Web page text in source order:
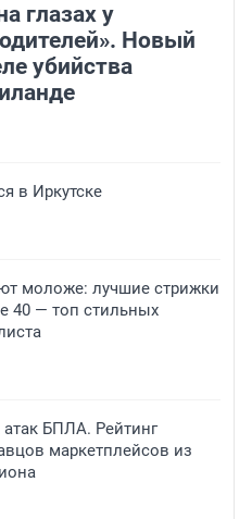
глазах у
Новый
убийства
в Иркутске
моложе: лучшие стрижки
40 — топ стильных
атак БПЛА. Рейтинг
маркетплейсов из